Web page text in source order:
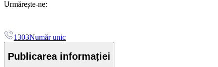
Urmărește-ne:
1303Număr unic
Publicarea informației